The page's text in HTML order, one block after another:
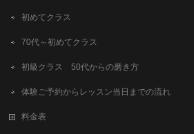
初めてクラス
70代～初めてクラス
初級クラス 50代からの磨き方
体験ご予約からレッスン当日までの流れ
料金表